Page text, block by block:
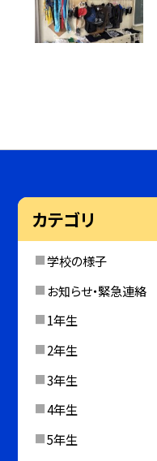
カテゴリ
学校の様子
お知らせ・緊急連絡
1年生
2年生
3年生
4年生
5年生